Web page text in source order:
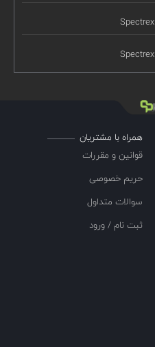
Spectrex
Spectrex
همراه با مشتریان
قوانین و مقررات
حریم خصوصی
سوالات متداول
ثبت نام / ورود